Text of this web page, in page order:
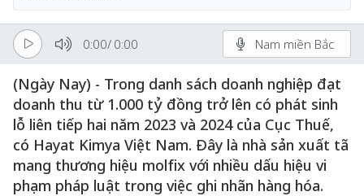
0:00/ 0:00 Nam miền Bắc
(Ngày Nay) - Trong danh sách doanh nghiệp đạt
doanh thu từ 1.000 tỷ đồng trở lên có phát sinh
lỗ liên tiếp hai năm 2023 và 2024 của Cục Thuế,
có Hayat Kimya Việt Nam. Đây là nhà sản xuất tã
mang thương hiệu molfix với nhiều dấu hiệu vi
phạm pháp luật trong việc ghi nhãn hàng hóa.